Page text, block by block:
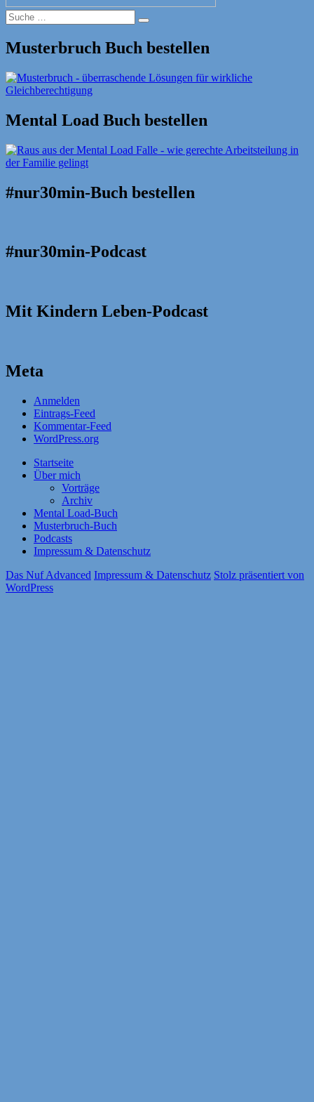
Suche
nach:
Suche
Musterbruch Buch bestellen
Mental Load Buch bestellen
#nur30min-Buch bestellen
#nur30min-Podcast
Mit Kindern Leben-Podcast
Meta
Anmelden
Eintrags-Feed
Kommentar-Feed
WordPress.org
Startseite
Über mich
Vorträge
Archiv
Mental Load-Buch
Musterbruch-Buch
Podcasts
Impressum & Datenschutz
Das Nuf Advanced Impressum & Datenschutz Stolz präsentiert von
WordPress